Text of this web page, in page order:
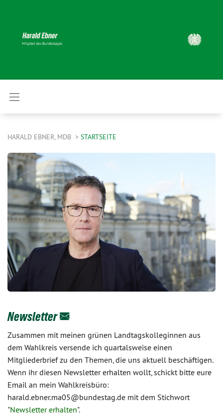
HARALD EBNER, MDB STARTSEITE
Newsletter
Zusammen mit meinen grünen Landtagskolleginnen aus
dem Wahlkreis versende ich quartalsweise einen
Mitgliederbrief zu den Themen, die uns aktuell beschäftigen.
Wenn ihr diesen Newsletter erhalten wollt, schickt bitte eure
Email an mein Wahlkreisbüro:
harald.ebner.ma05@bundestag.de mit dem Stichwort
"Newsletter erhalten".